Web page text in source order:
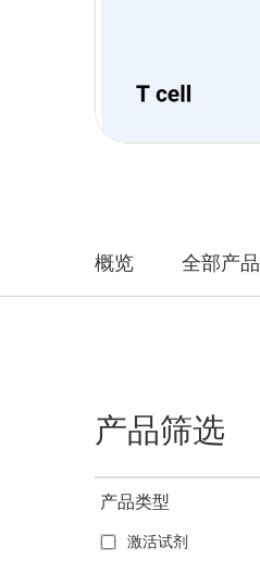
概览 全部产品
产品筛选
产品类型
激活试剂